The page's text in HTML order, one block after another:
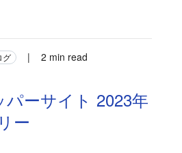
グ |
2 min read
ーサイト 2023年
ー